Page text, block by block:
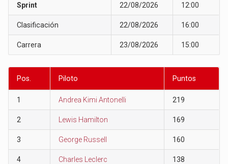
Sprint 22/08/2026 12:00
Clasificación 22/08/2026 16:00
Carrera 23/08/2026 15:00
Pos. Piloto Puntos
1 Andrea Kimi Antonelli 219
2 Lewis Hamilton 169
3 George Russell 160
4 Charles Leclerc 138